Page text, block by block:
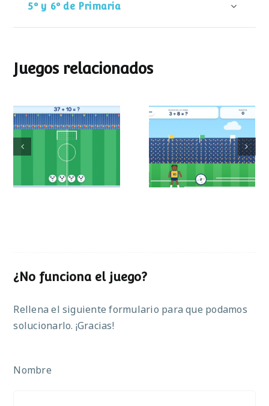
5º y 6º de Primaria
Juegos relacionados
Mundial de
operaciones
Partido de sumas
¿No funciona el juego?
Rellena el siguiente formulario para que podamos
solucionarlo. ¡Gracias!
Nombre